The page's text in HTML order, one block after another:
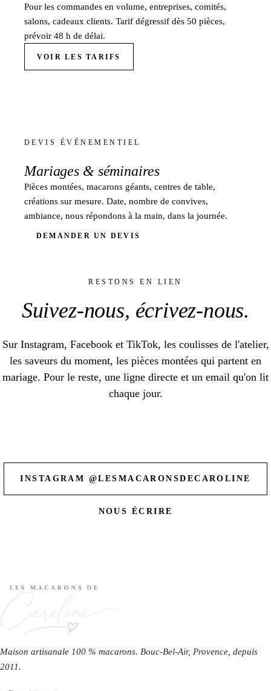
Pour les commandes en volume, entreprises, comités,
salons, cadeaux clients. Tarif dégressif dès 50 pièces,
prévoir 48 h de délai.
VOIR LES TARIFS
DEVIS ÉVÉNEMENTIEL
Mariages & séminaires
Pièces montées, macarons géants, centres de table,
créations sur mesure. Date, nombre de convives,
ambiance, nous répondons à la main, dans la journée.
DEMANDER UN DEVIS
RESTONS EN LIEN
Suivez-nous, écrivez-nous.
Sur Instagram, Facebook et TikTok, les coulisses de l'atelier,
les saveurs du moment, les pièces montées qui partent en
mariage. Pour le reste, une ligne directe et un email qu'on lit
chaque jour.
INSTAGRAM @LESMACARONSDECAROLINE
NOUS ÉCRIRE
Maison artisanale 100 % macarons. Bouc-Bel-Air, Provence, depuis
2011.